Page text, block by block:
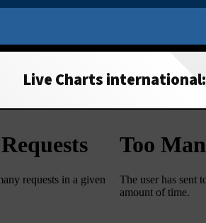
Live Charts international: